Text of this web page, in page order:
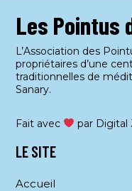
Les Pointus
L’Association des
propriétaires d’une
traditionnelles de
Sanary.
Fait avec par Digital
LE SITE
Accueil